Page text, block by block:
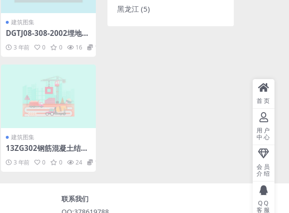
建筑图集
DGTJ08-308-2002埋地塑
料排水管道工程技术规程.
pdf3 年前 0 0 16 1.98
建筑图集
13ZG302钢筋混凝土结构
3 年前 0 0 24 1.98
黑龙江 (5)
联系我们
首页
用户
中心
会员
介绍
QQ
客服